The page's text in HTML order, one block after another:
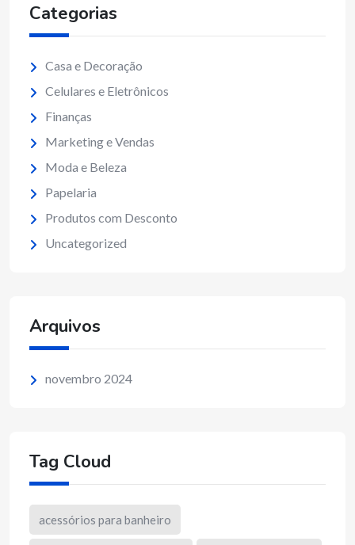
Categorias
Casa e Decoração
Celulares e Eletrônicos
Finanças
Marketing e Vendas
Moda e Beleza
Papelaria
Produtos com Desconto
Uncategorized
Arquivos
novembro 2024
Tag Cloud
acessórios para banheiro